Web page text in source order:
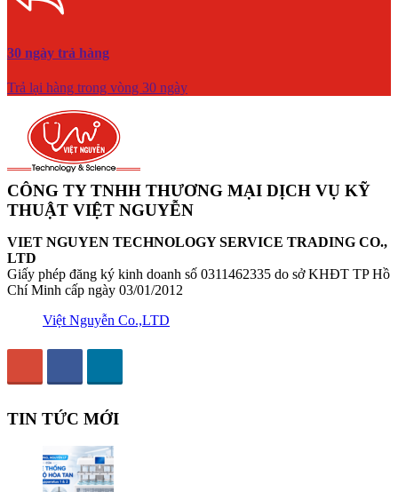
30 ngày trả hàng
Trả lại hàng trong vòng 30 ngày
CÔNG TY TNHH THƯƠNG MẠI DỊCH VỤ KỸ
THUẬT VIỆT NGUYỄN
VIET NGUYEN TECHNOLOGY SERVICE TRADING CO.,
LTD
Giấy phép đăng ký kinh doanh số 0311462335 do sở KHĐT TP Hồ
Chí Minh cấp ngày 03/01/2012
Việt Nguyễn Co.,LTD
TIN TỨC MỚI